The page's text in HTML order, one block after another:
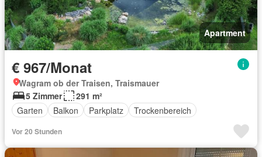
Apartment
€ 967/Monat
Wagram ob der Traisen, Traismauer
5 Zimmer
291 m²
Garten
Balkon Parkplatz Trockenbereich
Vor 20 Stunden